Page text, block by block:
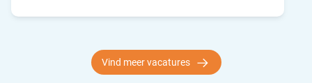
Vind meer vacatures